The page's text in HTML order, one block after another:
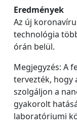
Eredmények
Az új
technológia
órán belül.
Megjegyzés: A
tervezték, hogy
szolgáljon a
gyakorolt
laboratóriumi